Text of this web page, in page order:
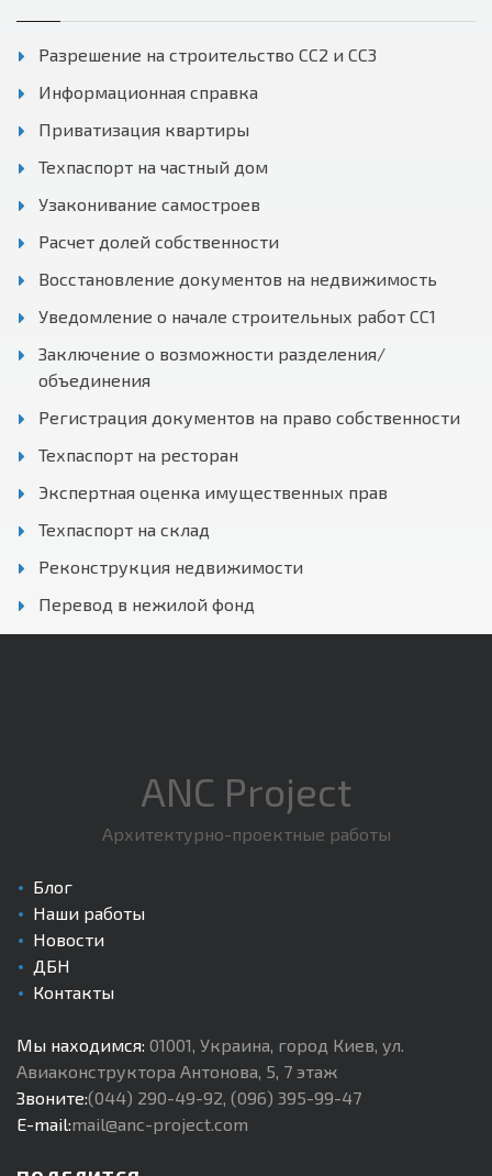
Разрешение на строительство СС2 и СС3
Информационная справка
Приватизация квартиры
Техпаспорт на частный дом
Узаконивание самостроев
Расчет долей собственности
Восстановление документов на недвижимость
Уведомление о начале строительных работ СС1
Заключение о возможности разделения/
объединения
Регистрация документов на право собственности
Техпаспорт на ресторан
Экспертная оценка имущественных прав
Техпаспорт на склад
Реконструкция недвижимости
Перевод в нежилой фонд
ANC Project
Архитектурно-проектные работы
Блог
Наши работы
Новости
ДБН
Контакты
Мы находимся: 01001, Украина, город Киев, ул.
Авиаконструктора Антонова, 5, 7 этаж
Звоните:(044) 290-49-92, (096) 395-99-47
E-mail:mail@anc-project.com